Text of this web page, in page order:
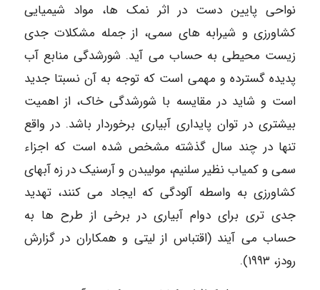
نواحی پایین دست در اثر نمک ها، مواد شیمیایی
کشاورزی و شیرابه های سمی، از جمله مشکلات جدی
زیست محیطی به حساب می آید. شورشدگی منابع آب
پدیده گسترده و مهمی است که توجه به آن نسبتا جدید
است و شاید در مقایسه با شورشدگی خاک، از اهمیت
بیشتری در توان پایداری آبیاری برخوردار باشد. در واقع
تنها در چند سال گذشته مشخص شده است که اجزاء
سمی و کمیاب نظير سلنيم، مولیبدن و آرسنیک در زه آبهای
کشاورزی به واسطه آلودگی که ایجاد می کنند، تهدید
جدی تری برای دوام آبیاری در برخی از طرح ها به
حساب می آیند (اقتباس از لیتی و همکاران در گزارش
رودز، ۱۹۹۳).